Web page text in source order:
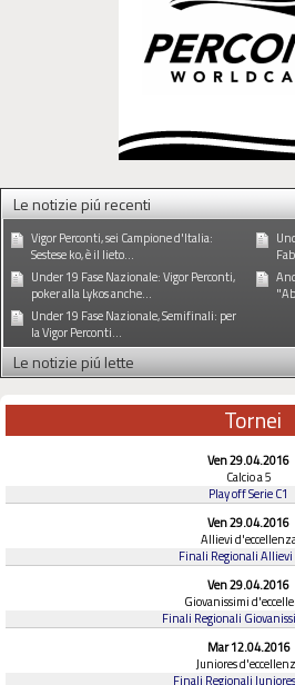
Le notizie piú recenti
Vigor Perconti, sei Campione d'Italia:
Sestese ko, è il lieto...
Under 19 Fase Nazionale: Vigor Perconti,
poker alla Lykos anche...
Under 19 Fase Nazionale, Semifinali: per
la Vigor Perconti...
Le notizie piú lette
Tornei
Ven 29.04.2016
Calcio a 5
Play off Serie C1
Ven 29.04.2016
Allievi
Finali Regionali
Ven 29.04.2016
Giovanissimi
Finali Regionali
Mar 12.04.2016
Juniores
Finali Regionali